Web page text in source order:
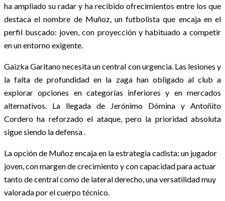
ha ampliado su radar y ha recibido ofrecimientos entre los que
destaca el nombre de Muñoz, un futbolista que encaja en el
perfil buscado: joven, con proyección y habituado a competir
en un entorno exigente.
Gaizka Garitano necesita un central con urgencia. Las lesiones y
la falta de profundidad en la zaga han obligado al club a
explorar opciones en categorías inferiores y en mercados
alternativos. La llegada de Jerónimo Dómina y Antoñito
Cordero ha reforzado el ataque, pero la prioridad absoluta
sigue siendo la defensa .
La opción de Muñoz encaja en la estrategia cadista: un jugador
joven, con margen de crecimiento y con capacidad para actuar
tanto de central como de lateral derecho, una versatilidad muy
valorada por el cuerpo técnico.